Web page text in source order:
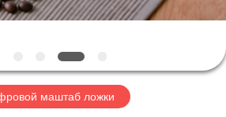
маштаб ложки